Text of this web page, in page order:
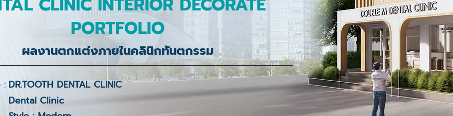
PORTFOLIO
ผลงานตกแต่งภายในคลินิกทันตกรรม
: DR.TOOTH DENTAL CLINIC
Dental Clinic